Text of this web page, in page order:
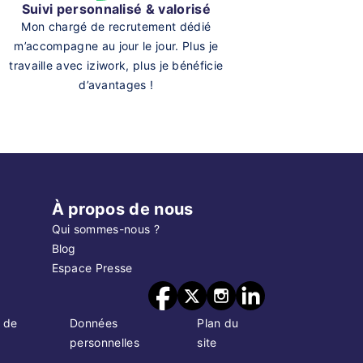
Suivi personnalisé & valorisé
Mon chargé de recrutement dédié
m’accompagne au jour le jour. Plus je
travaille avec iziwork, plus je bénéficie
d’avantages !
À propos de nous
Qui sommes-nous ?
Blog
Espace Presse
de
Données
personnelles
Plan du
site